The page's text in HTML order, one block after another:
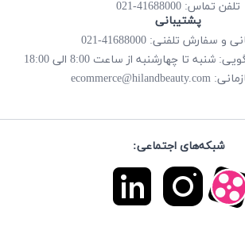
تلفن تماس: 41688000-021
پشتیبانی
سفارش تلفنی: 41688000-021
تا چهارشنبه از ساعت 8:00 الی 18:00
ecommerce@hilandbeauty.com
شبکه‌های اجتماعی: